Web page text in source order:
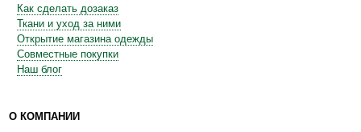
Как сделать дозаказ
Ткани и уход за ними
Открытие магазина одежды
Совместные покупки
Наш блог
О КОМПАНИИ